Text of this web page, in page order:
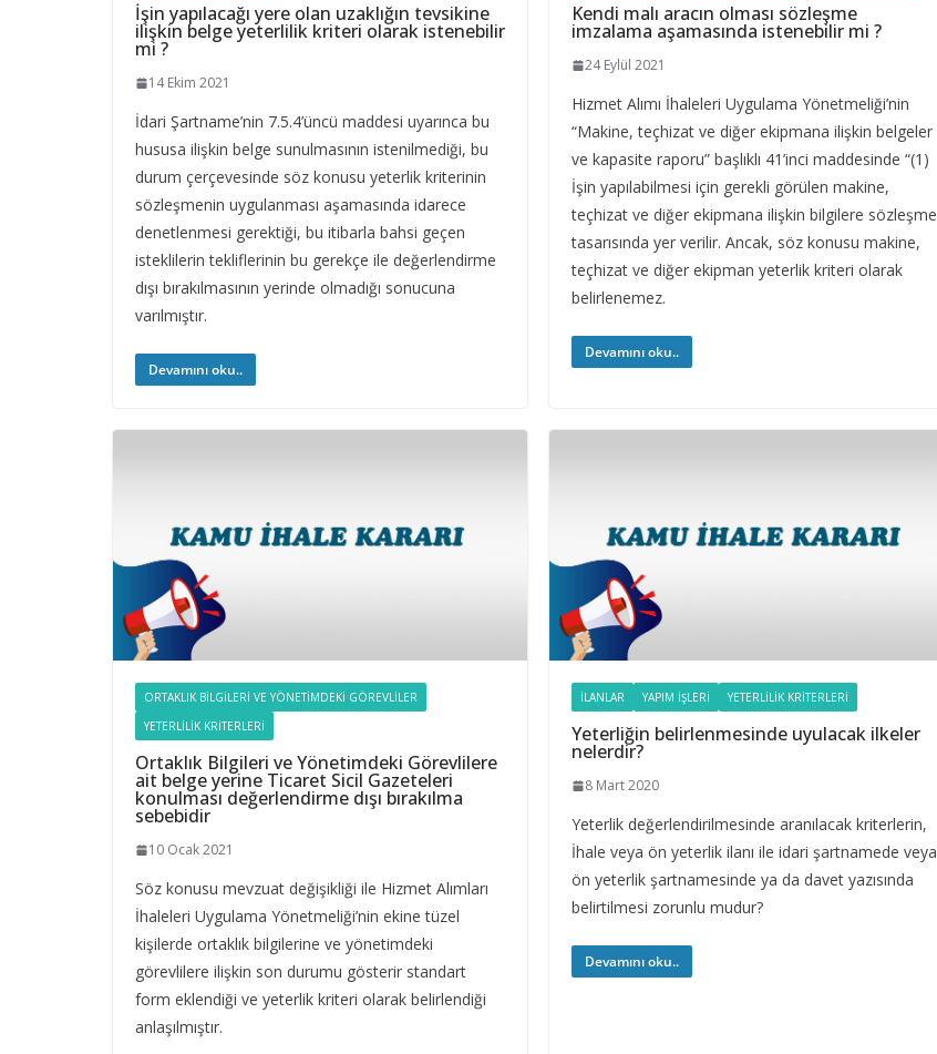
İşin yapılacağı yere olan uzaklığın tevsikine
ilişkin belge yeterlilik kriteri olarak istenebilir
mi ?
14 Ekim 2021
İdari Şartname’nin 7.5.4’üncü maddesi uyarınca bu
hususa ilişkin belge sunulmasının istenilmediği, bu
durum çerçevesinde söz konusu yeterlik kriterinin
sözleşmenin uygulanması aşamasında idarece
denetlenmesi gerektiği, bu itibarla bahsi geçen
isteklilerin tekliflerinin bu gerekçe ile değerlendirme
dışı bırakılmasının yerinde olmadığı sonucuna
varılmıştır.
Devamını oku..
Kendi malı aracın olması sözleşme
imzalama aşamasında istenebilir mi ?
24 Eylül 2021
Hizmet Alımı İhaleleri Uygulama Yönetmeliği’nin
“Makine, teçhizat ve diğer ekipmana ilişkin belgeler
ve kapasite raporu” başlıklı 41’inci maddesinde “(1)
İşin yapılabilmesi için gerekli görülen makine,
teçhizat ve diğer ekipmana ilişkin bilgilere sözleşme
tasarısında yer verilir. Ancak, söz konusu makine,
teçhizat ve diğer ekipman yeterlik kriteri olarak
belirlenemez.
Devamını oku..
ORTAKLIK BILGILERI VE YÖNETIMDEKI GÖREVLILER
YETERLILIK KRITERLERI
Ortaklık Bilgileri ve Yönetimdeki Görevlilere
ait belge yerine Ticaret Sicil Gazeteleri
konulması değerlendirme dışı bırakılma
sebebidir
10 Ocak 2021
Söz konusu mevzuat değişikliği ile Hizmet Alımları
İhaleleri Uygulama Yönetmeliği’nin ekine tüzel
kişilerde ortaklık bilgilerine ve yönetimdeki
görevlilere ilişkin son durumu gösterir standart
form eklendiği ve yeterlik kriteri olarak belirlendiği
anlaşılmıştır.
İLANLAR YAPIM İŞLERI YETERLILIK KRITERLERI
Yeterliğin belirlenmesinde uyulacak ilkeler
nelerdir?
8 Mart 2020
Yeterlik değerlendirilmesinde aranılacak kriterlerin,
İhale veya ön yeterlik ilanı ile idari şartnamede veya
ön yeterlik şartnamesinde ya da davet yazısında
belirtilmesi zorunlu mudur?
Devamını oku..